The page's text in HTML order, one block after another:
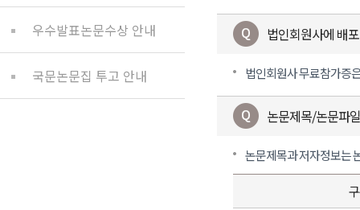
우수발표논문수상 안내
국문논문집 투고 안내
법인회원사에 배
법인회원사 무료참가증
논문제목/논문파
논문제목과 저자정보는